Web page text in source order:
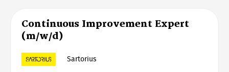
Continuous Improvement Expert
(m/w/d)
Sartorius